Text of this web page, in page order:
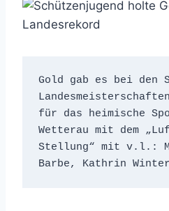
Gold gab es bei den
für das heimische
Wetterau mit dem
Stellung“ mit v.l.:
Barbe, Kathrin